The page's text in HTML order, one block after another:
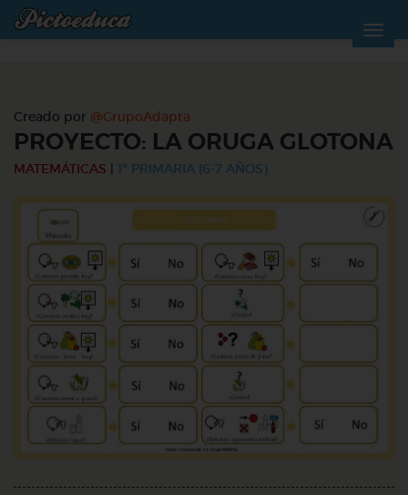
Creado por @GrupoAdapta
PROYECTO: LA ORUGA GLOTONA
MATEMÁTICAS 1º PRIMARIA (6-7 AÑOS)